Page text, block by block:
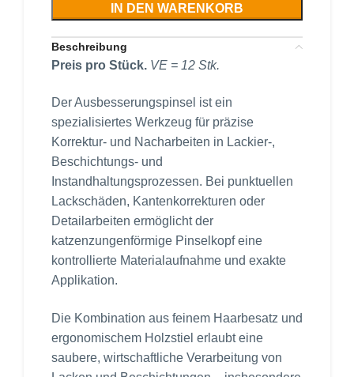
IN DEN WARENKORB
Beschreibung
Preis pro Stück. VE = 12 Stk.
Der Ausbesserungspinsel ist ein
spezialisiertes Werkzeug für präzise
Korrektur- und Nacharbeiten in Lackier-,
Beschichtungs- und
Instandhaltungsprozessen. Bei punktuellen
Lackschäden, Kantenkorrekturen oder
Detailarbeiten ermöglicht der
katzenzungenförmige Pinselkopf eine
kontrollierte Materialaufnahme und exakte
Applikation.
Die Kombination aus feinem Haarbesatz und
ergonomischem Holzstiel erlaubt eine
saubere, wirtschaftliche Verarbeitung von